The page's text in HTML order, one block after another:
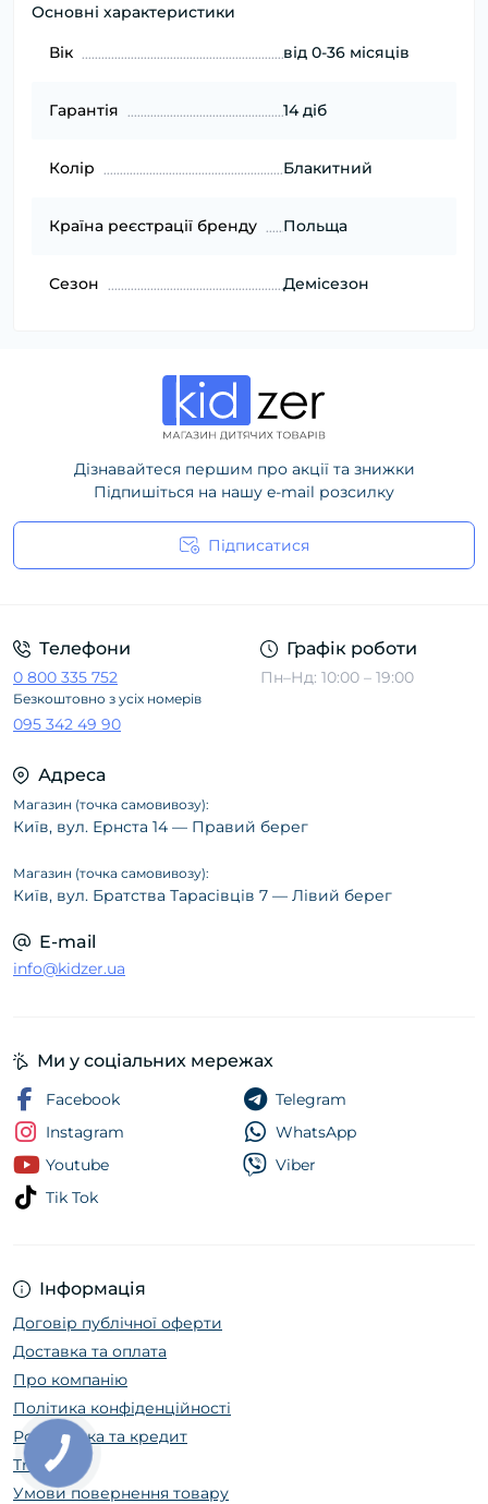
Основні характеристики
Вік від 0-36 місяців
Гарантія 14 діб
Колір Блакитний
Країна реєстрації бренду Польща
Сезон Демісезон
Дізнавайтеся першим про акції та знижки
Підпишіться на нашу e-mail розсилку
Підписатися
Телефони
0 800 335 752
Безкоштовно з усіх номерів
095 342 49 90
Графік роботи
Пн–Нд: 10:00 – 19:00
Адреса
Магазин (точка самовивозу):
Київ, вул. Ернста 14 — Правий берег
Магазин (точка самовивозу):
Київ, вул. Братства Тарасівців 7 — Лівий берег
E-mail
info@kidzer.ua
Інформація
Договір публічної оферти
Доставка та оплата
Про компанію
Політика конфіденційності
Розстрочка та кредит
Trade In
Умови повернення товару
Ми у соціальних мережах
Facebook
Instagram
Youtube
Tik Tok
Telegram
WhatsApp
Viber